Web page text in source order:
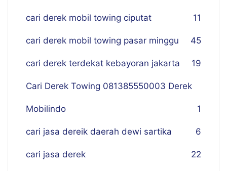
cari derek mobil towing ciputat 11
cari derek mobil towing pasar minggu 45
cari derek terdekat kebayoran jakarta 19
Cari Derek Towing 081385550003 Derek
Mobilindo 1
cari jasa dereik daerah dewi sartika 6
cari jasa derek 22